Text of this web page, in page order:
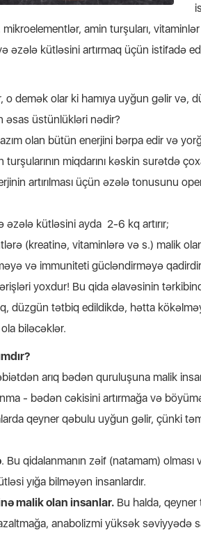
amin turşuları,
əzələ kütləsini artırmaq üçün istifadə
o demək olar ki hamıya uyğun gəlir
əsas üstünlükləri nədir?
olan bütün enerjini bərpa edir və
miqdarını kəskin surətdə
artırılması üçün əzələ tonusunu
kütləsini ayda 2-6 kq artırır;
(kreatinə, vitaminlərə və s.) malik
və immuniteti gücləndirməyə
yoxdur! Bu qida əlavəsinin
düzgün tətbiq edildikdə, hətta
biləcəklər.
arıq bədən quruluşuna malik
- bədən cəkisini artırmağa və
qeyner qəbulu uyğun gəlir, çünki
. Bu qidalanmanın zəif (natamam)
yığa bilməyən insanlardır.
malik olan insanlar. Bu halda,
anabolizmi yüksək səviyyədə